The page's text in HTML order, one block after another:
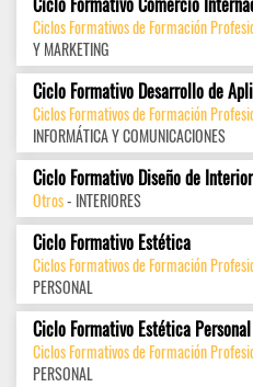
Ciclos Formativos de Formación
Y MARKETING
Ciclo Formativo Desarrollo de
Ciclos Formativos de Formación
INFORMÁTICA Y COMUNICACIONES
Ciclo Formativo Diseño de
Otros- INTERIORES
Ciclo Formativo Estética
Ciclos Formativos de Formación
PERSONAL
Ciclo Formativo Estética
Ciclos Formativos de Formación
PERSONAL